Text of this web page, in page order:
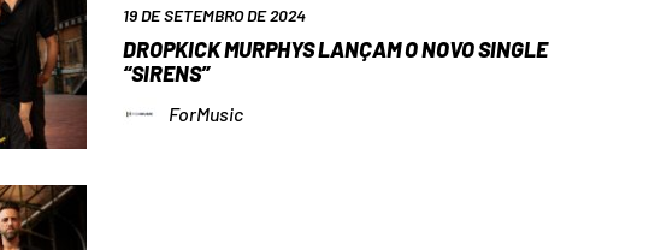
19 DE SETEMBRO DE 2024
DROPKICK MURPHYS LANÇAM O NOVO SINGLE
“SIRENS”
ForMusic